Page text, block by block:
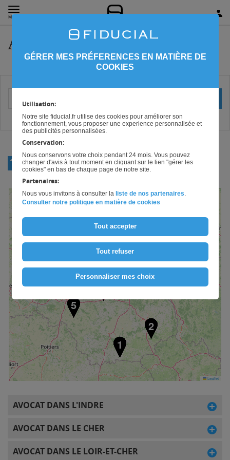
MENU
Avocat dans le Centre
RETOUR
AVOCAT
1
2
3
4
5
+
−
Leaflet
AVOCAT DANS L'INDRE
AVOCAT DANS LE CHER
AVOCAT DANS LE LOIR-ET-CHER
GÉRER MES PRÉFERENCES EN MATIÈRE DE
COOKIES
Utilisation:
Notre site fiducial.fr utilise des cookies pour améliorer son
fonctionnement, vous proposer une experience personnalisée et
des publicités personnalisées.
Conservation:
Nous conservons votre choix pendant 24 mois. Vous pouvez
changer d'avis à tout moment en cliquant sur le lien "gérer les
cookies" en bas de chaque page de notre site.
Partenaires:
Nous vous invitons à consulter la liste de nos partenaires.
Consulter notre politique en matière de cookies
Tout accepter
Tout refuser
Personnaliser mes choix